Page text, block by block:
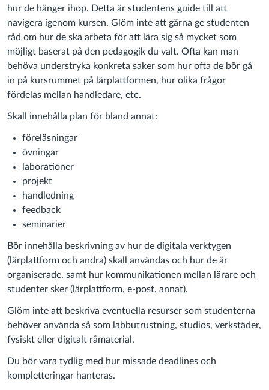
hur de hänger ihop. Detta är studentens guide till att
navigera igenom kursen. Glöm inte att gärna ge studenten
råd om hur de ska arbeta för att lära sig så mycket som
möjligt baserat på den pedagogik du valt. Ofta kan man
behöva understryka konkreta saker som hur ofta de bör gå
in på kursrummet på lärplattformen, hur olika frågor
fördelas mellan handledare, etc.
Skall innehålla plan för bland annat:
föreläsningar
övningar
laborationer
projekt
handledning
feedback
seminarier
Bör innehålla beskrivning av hur de digitala verktygen
(lärplattform och andra) skall användas och hur de är
organiserade, samt hur kommunikationen mellan lärare och
studenter sker (lärplattform, e-post, annat).
Glöm inte att beskriva eventuella resurser som studenterna
behöver använda så som labbutrustning, studios, verkstäder,
fysiskt eller digitalt råmaterial.
Du bör vara tydlig med hur missade deadlines och
kompletteringar hanteras.